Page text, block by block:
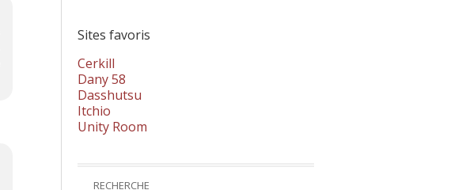
RECHERCHE
Sites favoris
Cerkill
Dany 58
Dasshutsu
Itchio
Unity Room